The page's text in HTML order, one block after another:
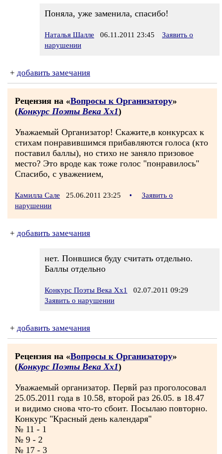
Поняла, уже заменила, спасибо!
Наталья Шалле 06.11.2011 23:45
Заявить о
нарушении
+ добавить замечания
Рецензия на «Вопросы к Организатору»
(Конкурс Поэты Века Хх1)
Уважаемый Организатор! Скажите,в конкурсах к
стихам понравившимся прибавляются голоса (кто
поставил баллы), но стихо не заняло призовое
место? Это вроде как тоже голос "понравилось"
Спасибо, с уважением,
Камилла Сале 25.06.2011 23:25 •
Заявить о
нарушении
+ добавить замечания
нет. Понвшися буду считать отдельно.
Баллы отдельно
Конкурс Поэты Века Хх1
02.07.2011 09:29
Заявить о нарушении
+ добавить замечания
Рецензия на «Вопросы к Организатору»
(Конкурс Поэты Века Хх1)
Уважаемый организатор. Первй раз проголосовал
25.05.2011 года в 10.58, второй раз 26.05. в 18.47
и видимо снова что-то сбоит. Посылаю повторно.
Конкурс "Красный день календаря"
№ 11 - 1
№ 9 - 2
№ 17 - 3